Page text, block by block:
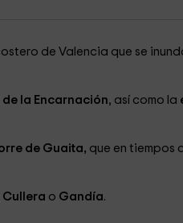
de Valencia que se
la Encarnación, así como la
de Guaita, que en tiempos
Cullera o Gandía.